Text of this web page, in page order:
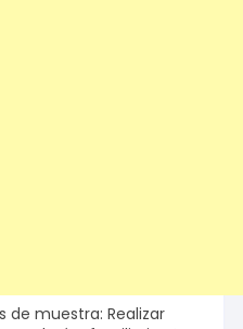
de muestra: Realizar